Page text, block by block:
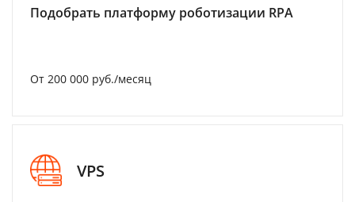
Подобрать платформу роботизации RPA
От 200 000 руб./месяц
VPS